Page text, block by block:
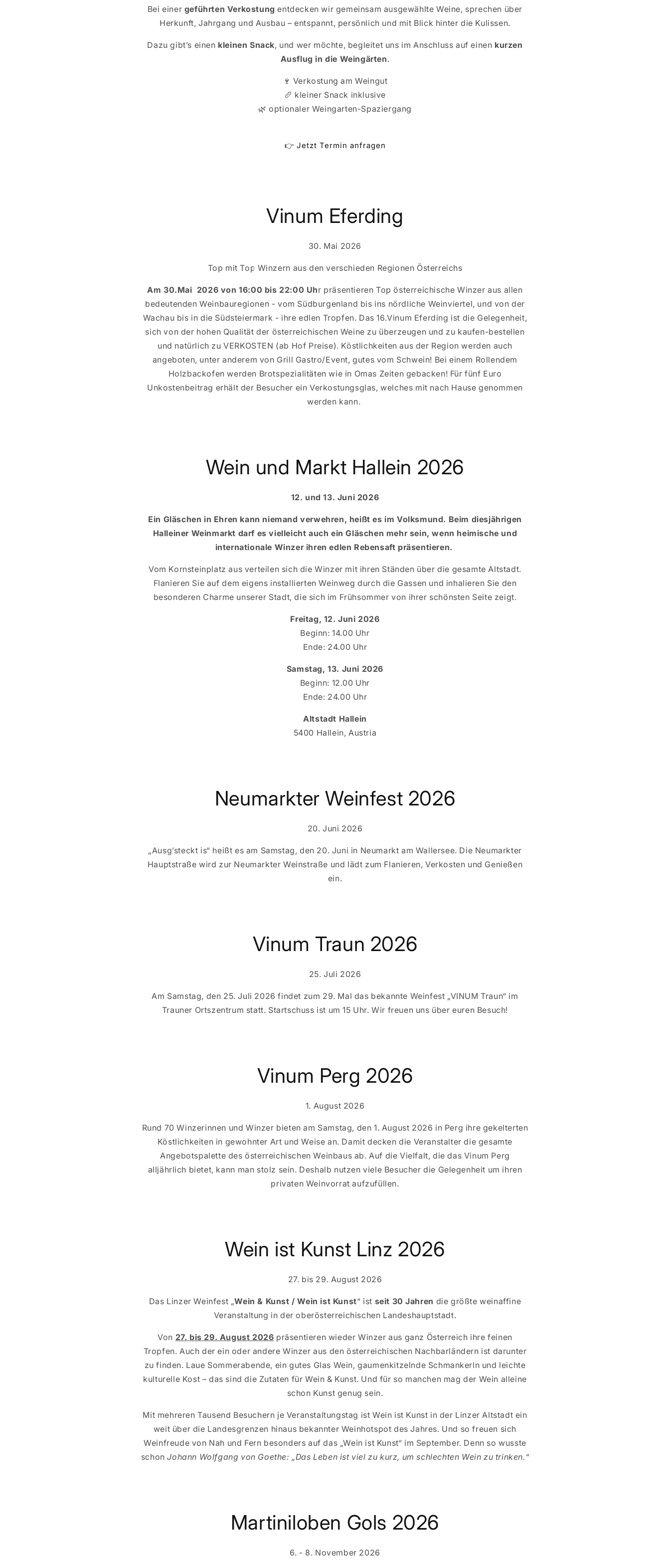
Bei einer geführten Verkostung entdecken wir gemeinsam ausgewählte Weine, sprechen über
Herkunft, Jahrgang und Ausbau – entspannt, persönlich und mit Blick hinter die Kulissen.
Dazu gibt’s einen kleinen Snack, und wer möchte, begleitet uns im Anschluss auf einen kurzen
Ausflug in die Weingärten.
🍷 Verkostung am Weingut
🥖 kleiner Snack inklusive
🌿 optionaler Weingarten-Spaziergang
👉 Jetzt Termin anfragen
Vinum Eferding
30. Mai 2026
Top mit Top Winzern aus den verschieden Regionen Österreichs
Am 30.Mai 2026 von 16:00 bis 22:00 Uhr präsentieren Top österreichische Winzer aus allen
bedeutenden Weinbauregionen - vom Südburgenland bis ins nördliche Weinviertel, und von der
Wachau bis in die Südsteiermark - ihre edlen Tropfen. Das 16.Vinum Eferding ist die Gelegenheit,
sich von der hohen Qualität der österreichischen Weine zu überzeugen und zu kaufen-bestellen
und natürlich zu VERKOSTEN (ab Hof Preise). Köstlichkeiten aus der Region werden auch
angeboten, unter anderem von Grill Gastro/Event, gutes vom Schwein! Bei einem Rollendem
Holzbackofen werden Brotspezialitäten wie in Omas Zeiten gebacken! Für fünf Euro
Unkostenbeitrag erhält der Besucher ein Verkostungsglas, welches mit nach Hause genommen
werden kann.
Wein und Markt Hallein 2026
12. und 13. Juni 2026
Ein Gläschen in Ehren kann niemand verwehren, heißt es im Volksmund. Beim diesjährigen
Halleiner Weinmarkt darf es vielleicht auch ein Gläschen mehr sein, wenn heimische und
internationale Winzer ihren edlen Rebensaft präsentieren.
Vom Kornsteinplatz aus verteilen sich die Winzer mit ihren Ständen über die gesamte Altstadt.
Flanieren Sie auf dem eigens installierten Weinweg durch die Gassen und inhalieren Sie den
besonderen Charme unserer Stadt, die sich im Frühsommer von ihrer schönsten Seite zeigt.
Freitag, 12. Juni 2026
Beginn: 14.00 Uhr
Ende: 24.00 Uhr
Samstag, 13. Juni 2026
Beginn: 12.00 Uhr
Ende: 24.00 Uhr
Altstadt Hallein
5400 Hallein, Austria
Neumarkter Weinfest 2026
20. Juni 2026
„Ausg’steckt is“ heißt es am Samstag, den 20. Juni in Neumarkt am Wallersee. Die Neumarkter
Hauptstraße wird zur Neumarkter Weinstraße und lädt zum Flanieren, Verkosten und Genießen
ein.
Vinum Traun 2026
25. Juli 2026
Am Samstag, den 25. Juli 2026 findet zum 29. Mal das bekannte Weinfest „VINUM Traun“ im
Trauner Ortszentrum statt. Startschuss ist um 15 Uhr. Wir freuen uns über euren Besuch!
Vinum Perg 2026
1. August 2026
Rund 70 Winzerinnen und Winzer bieten am Samstag, den 1. August 2026 in Perg ihre gekelterten
Köstlichkeiten in gewohnter Art und Weise an. Damit decken die Veranstalter die gesamte
Angebotspalette des österreichischen Weinbaus ab. Auf die Vielfalt, die das Vinum Perg
alljährlich bietet, kann man stolz sein. Deshalb nutzen viele Besucher die Gelegenheit um ihren
privaten Weinvorrat aufzufüllen.
Wein ist Kunst Linz 2026
27. bis 29. August 2026
Das Linzer Weinfest „Wein & Kunst / Wein ist Kunst“ ist seit 30 Jahren die größte weinaffine
Veranstaltung in der oberösterreichischen Landeshauptstadt.
Von 27. bis 29. August 2026 präsentieren wieder Winzer aus ganz Österreich ihre feinen
Tropfen. Auch der ein oder andere Winzer aus den österreichischen Nachbarländern ist darunter
zu finden. Laue Sommerabende, ein gutes Glas Wein, gaumenkitzelnde Schmankerln und leichte
kulturelle Kost – das sind die Zutaten für Wein & Kunst. Und für so manchen mag der Wein alleine
schon Kunst genug sein.
Mit mehreren Tausend Besuchern je Veranstaltungstag ist Wein ist Kunst in der Linzer Altstadt ein
weit über die Landesgrenzen hinaus bekannter Weinhotspot des Jahres. Und so freuen sich
Weinfreude von Nah und Fern besonders auf das „Wein ist Kunst“ im September. Denn so wusste
schonJohann Wolfgang von Goethe: „Das Leben ist viel zu kurz, um schlechten Wein zu trinken.“
Martiniloben Gols 2026
6. - 8. November 2026